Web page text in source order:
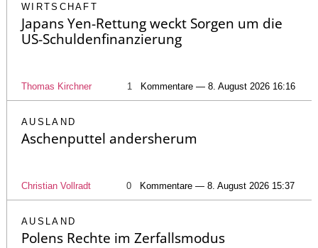
WIRTSCHAFT
Japans Yen-Rettung weckt Sorgen um die
US-Schuldenfinanzierung
Thomas Kirchner 1 Kommentare — 8. August 2026 16:16
AUSLAND
Aschenputtel andersherum
Christian Vollradt 0 Kommentare — 8. August 2026 15:37
AUSLAND
Polens Rechte im Zerfallsmodus